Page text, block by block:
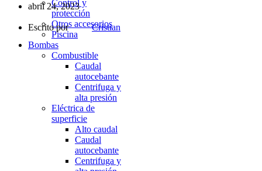
Control y
protección
Otros accesorios
Piscina
Bombas
Combustible
Caudal
autocebante
Centrifuga y
alta presión
Eléctrica de
superficie
Alto caudal
Caudal
autocebante
Centrifuga y
abril 24, 2023
Escrito por Cristian